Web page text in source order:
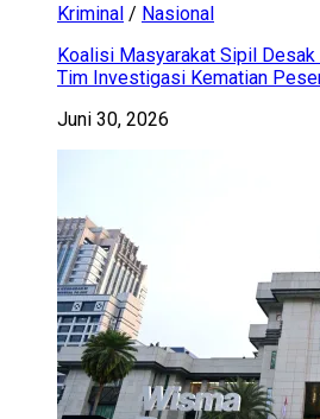
Kriminal / Nasional
Koalisi Masyarakat Sipil
Tim Investigasi Kematian
Juni 30, 2026